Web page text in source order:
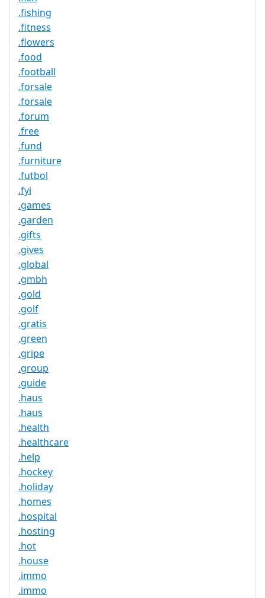
.fishing
.fitness
.flowers
.food
.football
.forsale
.forsale
.forum
.free
.fund
.furniture
.futbol
.fyi
.games
.garden
.gifts
.gives
.global
.gmbh
.gold
.golf
.gratis
.green
.gripe
.group
.guide
.haus
.haus
.health
.healthcare
.help
.hockey
.holiday
.homes
.hospital
.hosting
.hot
.house
.immo
.immo